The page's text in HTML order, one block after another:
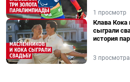
1 просмотр
Клава
сыграли
история
3 просмотра